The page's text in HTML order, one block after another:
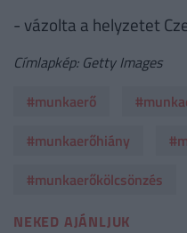
- vázolta a helyzetet
Címlapkép: Getty Images
#munkaerő
#munkaerőhiány
#munkaerőkölcsönzés
NEKED AJÁNLJUK